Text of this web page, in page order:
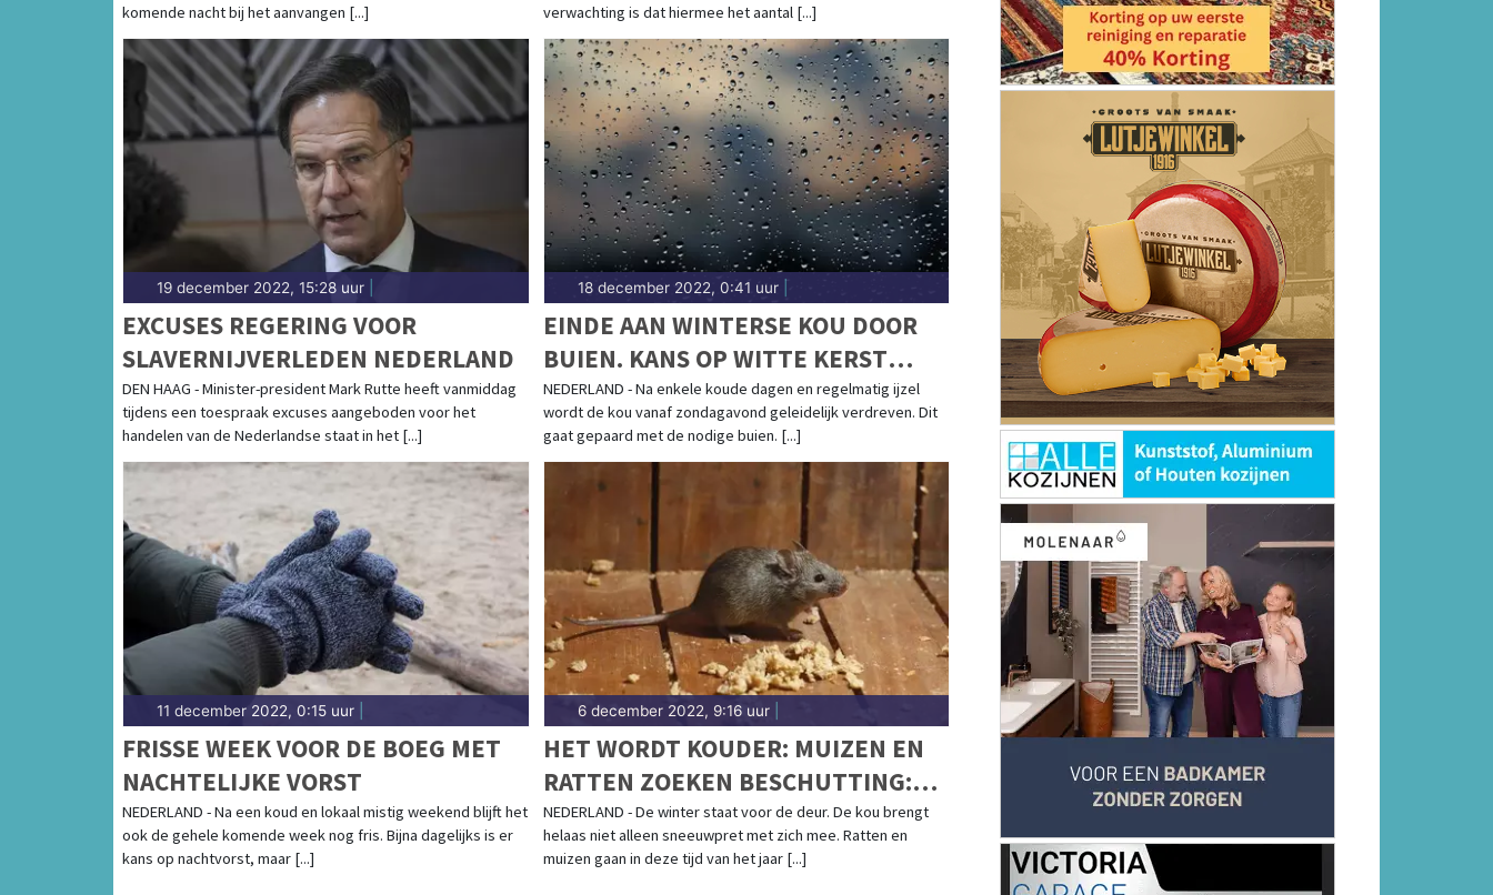
komende nacht bij het aanvangen [...]
verwachting is dat hiermee het aantal [...]
19 december 2022, 15:28 uur
EXCUSES REGERING VOOR
SLAVERNIJVERLEDEN NEDERLAND
DEN HAAG - Minister-president Mark Rutte heeft vanmiddag
tijdens een toespraak excuses aangeboden voor het
handelen van de Nederlandse staat in het [...]
18 december 2022, 0:41 uur|
EINDE AAN WINTERSE KOU DOOR
BUIEN. KANS OP WITTE KERST
ZEER KLEIN
NEDERLAND - Na enkele koude dagen en regelmatig ijzel
wordt de kou vanaf zondagavond geleidelijk verdreven. Dit
gaat gepaard met de nodige buien. [...]
11 december 2022, 0:15 uur
FRISSE WEEK VOOR DE BOEG MET
NACHTELIJKE VORST
NEDERLAND - Na een koud en lokaal mistig weekend blijft het
ook de gehele komende week nog fris. Bijna dagelijks is er
kans op nachtvorst, maar [...]
6 december 2022, 9:16 uur|
HET WORDT KOUDER: MUIZEN EN
RATTEN ZOEKEN BESCHUTTING:
"ZE KOMEN VIA PIEPKLEINE
GAATJES JE HUIS BINNEN"
NEDERLAND - De winter staat voor de deur. De kou brengt
helaas niet alleen sneeuwpret met zich mee. Ratten en
muizen gaan in deze tijd van het jaar [...]